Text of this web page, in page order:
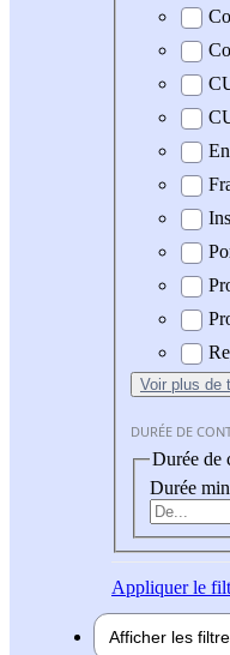
Voir plus de
DURÉE DE
Durée de
Durée
Appliquerle
Afficher les